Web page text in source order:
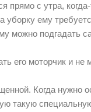
прямо с утра,
уборку ему
можно подгадать
его моторчик и не
Когда нужно
такую